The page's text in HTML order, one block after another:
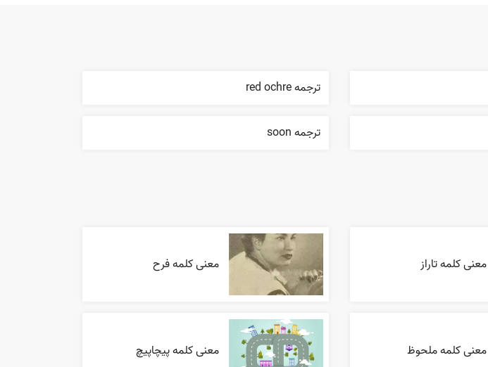
ترجمه red ochre
ترجمه soon
معنی کلمه تاراز معنی کلمه فرح
معنی کلمه ملحوظ معنی کلمه پیچاپیچ